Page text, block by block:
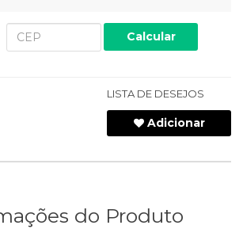
Calcular
LISTA DE DESEJOS
Adicionar
do Produto